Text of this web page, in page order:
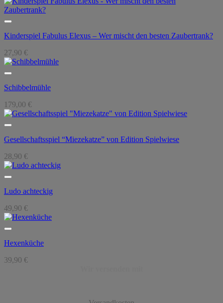
Kinderspiel Fabulus Elexus – Wer mischt den besten Zaubertrank?
27,90 €
Schibbelmühle
179,00 €
Gesellschaftsspiel “Miezekatze” von Edition Spielwiese
28,90 €
Ludo achteckig
49,90 €
Hexenküche
39,90 €